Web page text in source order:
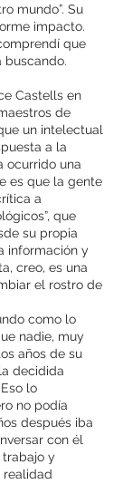
mundo”. Su
impacto.
que
buscando.
Castells en
de
un intelectual
a la
ocurrido una
es que la gente
a
que
su propia
información y
creo, es una
el rostro de
como lo
nadie, muy
años de su
decidida
lo
no podía
después iba
con él
trabajo y
realidad